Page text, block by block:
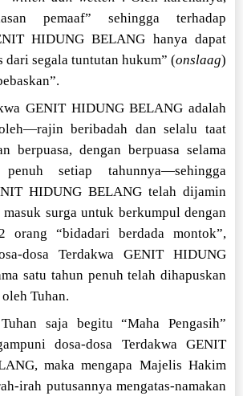
pemaaf” sehingga terhadap
HIDUNG BELANG hanya dapat
dari segala tuntutan hukum” (onslaag)
GENIT HIDUNG BELANG adalah
beribadah dan selalu taat
berpuasa, dengan berpuasa selama
setiap tahunnya—sehingga
HIDUNG BELANG telah dijamin
surga untuk berkumpul dengan
orang “bidadari berdada montok”,
dosa Terdakwa GENIT HIDUNG
satu tahun penuh telah dihapuskan
Tuhan.
saja begitu “Maha Pengasih”
dosa-dosa Terdakwa GENIT
maka mengapa Majelis Hakim
irah putusannya mengatas-namakan